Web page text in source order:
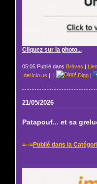
Cliquez sur la photo...
05:05 Publié dans Brèves |
del.icio.us | | Digg|
21/05/2026
Patapouf... et sa
=--=Publié dans la